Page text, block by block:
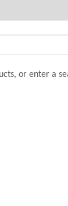
or enter a